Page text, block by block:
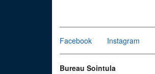
Facebook Instagram
Bureau Sointula